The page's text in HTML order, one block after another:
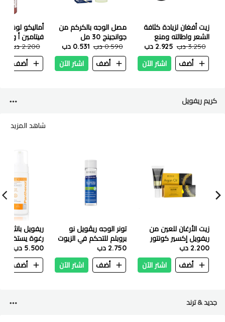
زيت أفغان لزيادة كثافة
الشعر واطالته ومنع
تساقط الشعر - 200 مل
3.250 دب
2.925 دب
أضف
اشتر الآن
مصل الوجه بالكركم من
جوانجينج 30 مل
0.590 دب
0.531 دب
أضف
اشتر الآن
أماليكو لوشن
الحلزون والزبان 550 مل
2.200 دب
أضف
كريم ريفويل
شاهد المزيد
زيت الأرغان للعين من
ريفويل إكسير كونتور
المنعش 25 مل
2.200 دب
أضف
اشتر الآن
تونر الوجه ريڤويل نو
بروبلم للتحكم في الزيوت
مل
2.750 دب
أضف
اشتر الآن
ريفويل
رغوة يستخدم
مختلفة - ١٥٠ مل
5.500 دب
أضف
جديد & ترند